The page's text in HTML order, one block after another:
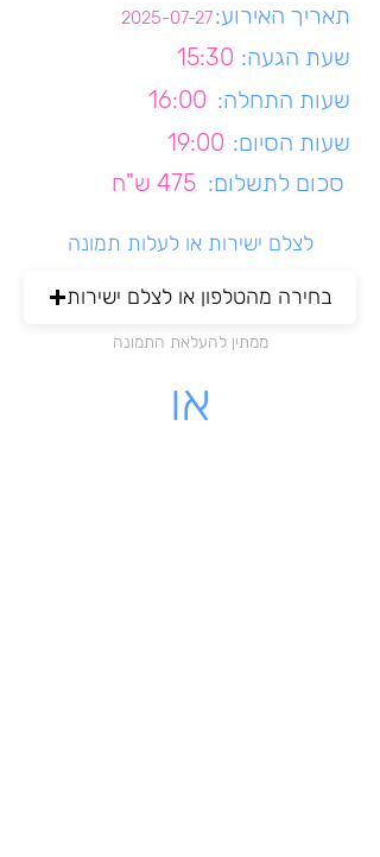
2025-07-27תאריך האירוע:
15:30 שעת הגעה:
16:00 שעות התחלה:
19:00 שעות הסיום:
475 ש"ח סכום לתשלום:
לצלם ישירות או לעלות תמונה
בחירה מהטלפון או לצלם ישירות
ממתין להעלאת התמונה
או